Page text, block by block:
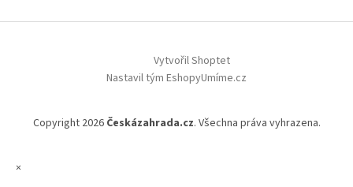
Vytvořil Shoptet
Nastavil tým EshopyUmíme.cz
Copyright 2026 Českázahrada.cz. Všechna práva vyhrazena.
×